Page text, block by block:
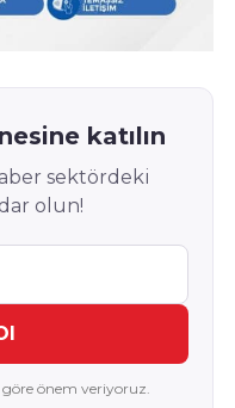
katılın
sektördeki
olun!
göre önem veriyoruz.